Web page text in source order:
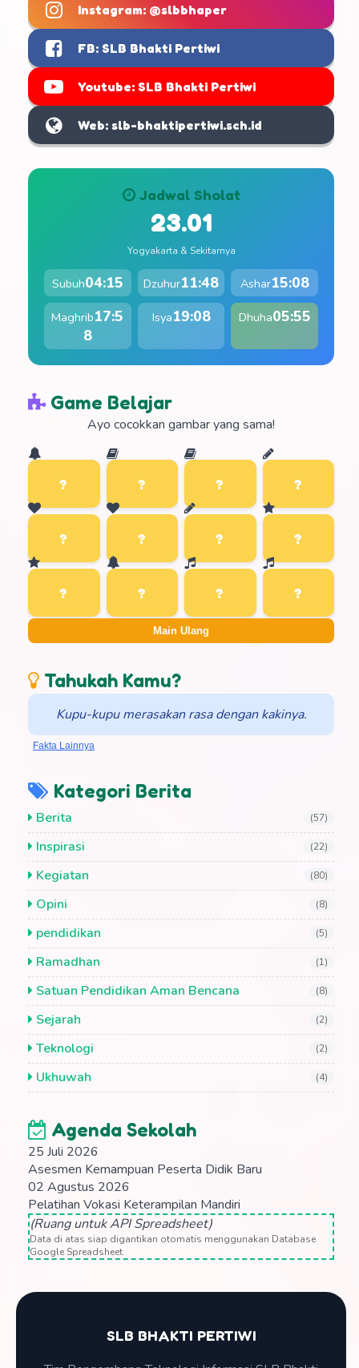
Instagram: @slbbhaper
FB: SLB Bhakti Pertiwi
Youtube: SLB Bhakti Pertiwi
Web: slb-bhaktipertiwi.sch.id
Jadwal Sholat
23.01
Yogyakarta & Sekitarnya
Subuh04:15 Dzuhur11:48 Ashar15:08
Maghrib17:5
8
Isya19:08 Dhuha05:55
Game Belajar
Ayo cocokkan gambar yang sama!
Main Ulang
Tahukah Kamu?
Kupu-kupu merasakan rasa dengan kakinya.
Fakta Lainnya
Kategori Berita
Berita (57)
Inspirasi (22)
Kegiatan (80)
Opini (8)
pendidikan (5)
Ramadhan (1)
Satuan Pendidikan Aman Bencana (8)
Sejarah (2)
Teknologi (2)
Ukhuwah (4)
Agenda Sekolah
25 Juli 2026
Asesmen Kemampuan Peserta Didik Baru
02 Agustus 2026
Pelatihan Vokasi Keterampilan Mandiri
(Ruang untuk API Spreadsheet)
Data di atas siap digantikan otomatis menggunakan Database
Google Spreadsheet.
SLB BHAKTI PERTIWI